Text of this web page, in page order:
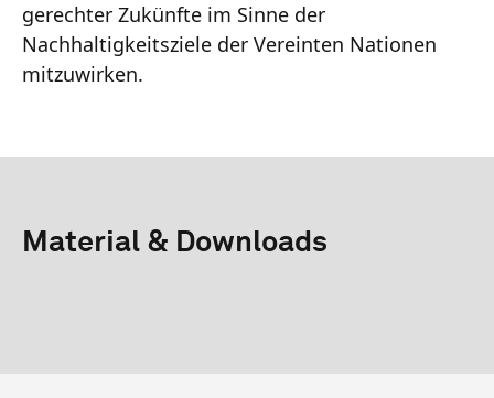
gerechter Zukünfte im Sinne der
Nachhaltigkeitsziele der Vereinten Nationen
mitzuwirken.
Material & Downloads